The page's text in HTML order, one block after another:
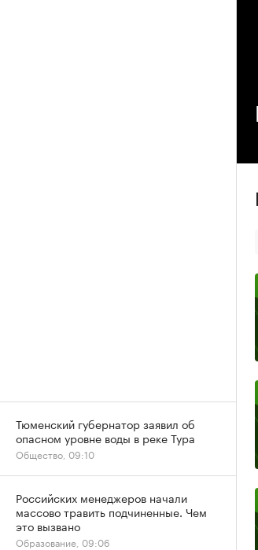
Тюменский губернатор заявил об
опасном уровне воды в реке Тура
Общество, 09:10
Российских менеджеров начали
массово травить подчиненные. Чем
это вызвано
Образование, 09:06